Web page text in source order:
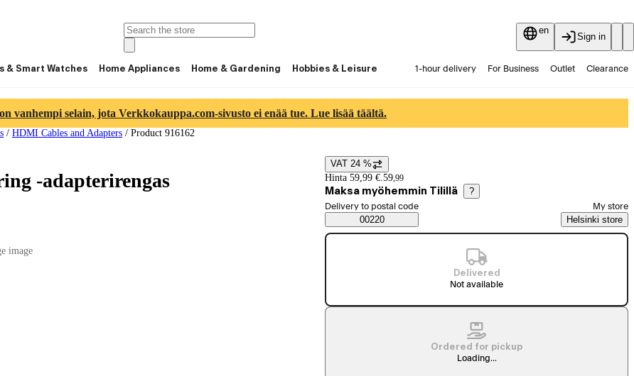
en
Sign in
& Smart Watches Home Appliances Home & Gardening Hobbies & Leisure 1-hour delivery For Business Outlet Clearance
vanhempi selain, jota Verkkokauppa.com-sivusto ei enää tue. Lue lisää täältä.
/ HDMI Cables and Adapters / Product 916162
-adapterirengas
image
Price details
VAT 24 %
Hinta 59,99 €.59,99
Maksa myöhemmin Tilillä ?
Saatavuustiedot
Select order method
Delivery to postal code
00220
My store
Helsinki store
Delivered
Not available
Ordered for pickup
Loading...